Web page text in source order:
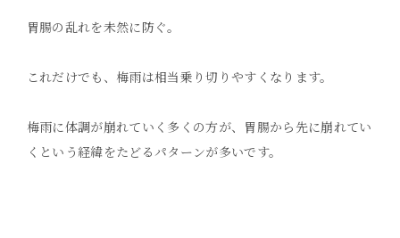
胃腸の乱れを未然に防ぐ。
これだけでも、梅雨は相当乗り切りやすくなります。
梅雨に体調が崩れていく多くの方が、胃腸から先に崩れてい
くという経緯をたどるパターンが多いです。